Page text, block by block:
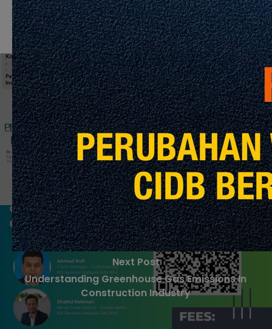
Previous Post
Bengkel Peningkatan Produktiviti
Next Post
Understanding Greenhouse Gas Emissions In
Construction Industry